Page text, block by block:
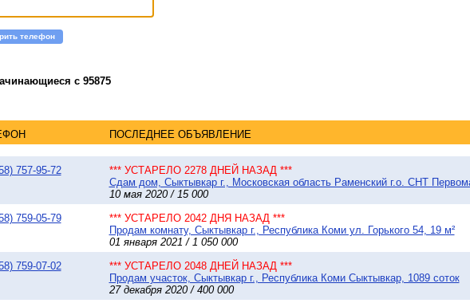
телефон
с 95875
ПОСЛЕДНЕЕ ОБЪЯВЛЕНИЕ
757-95-72
*** УСТАРЕЛО 2278 ДНЕЙ НАЗАД ***
Сдам дом, Сыктывкар г., Московская область Раменский г.о. СНТ
10 мая 2020 / 15 000
759-05-79
*** УСТАРЕЛО 2042 ДНЯ НАЗАД ***
Продам комнату, Сыктывкар г., Республика Коми ул. Горького 54, 19 м²
01 января 2021 / 1 050 000
759-07-02
*** УСТАРЕЛО 2048 ДНЕЙ НАЗАД ***
Продам участок, Сыктывкар г., Республика Коми Сыктывкар, 1089 соток
27 декабря 2020 / 400 000